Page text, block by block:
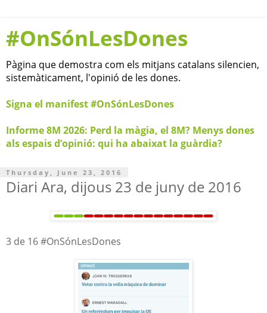
#OnSónLesDones
Pàgina que demostra com els mitjans catalans silencien,
sistemàticament, l'opinió de les dones.
Signa el manifest #OnSónLesDones
Informe 8M 2026: Perd la màgia, el 8M? Menys dones
als espais d’opinió: qui ha abaixat la guàrdia?
Thursday, June 23, 2016
Diari Ara, dijous 23 de juny de 2016
3 de 16 #OnSónLesDones